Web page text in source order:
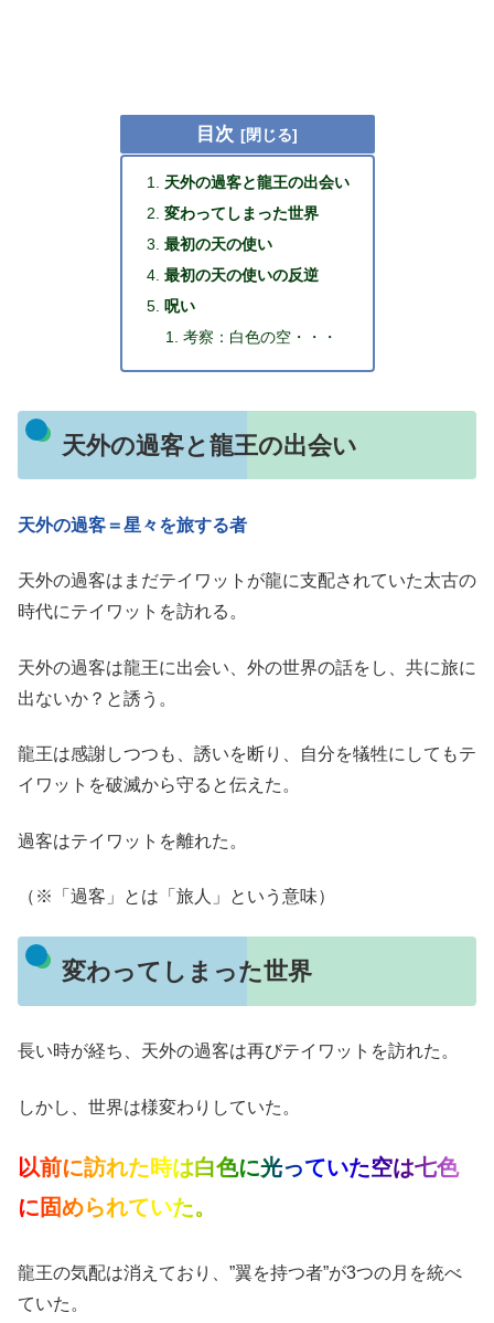
目次
天外の過客と龍王の出会い
変わってしまった世界
最初の天の使い
最初の天の使いの反逆
呪い
考察：白色の空・・・
天外の過客と龍王の出会い
天外の過客＝星々を旅する者
天外の過客はまだテイワットが龍に支配されていた太古の
時代にテイワットを訪れる。
天外の過客は龍王に出会い、外の世界の話をし、共に旅に
出ないか？と誘う。
龍王は感謝しつつも、誘いを断り、自分を犠牲にしてもテ
イワットを破滅から守ると伝えた。
過客はテイワットを離れた。
（※「過客」とは「旅人」という意味）
変わってしまった世界
長い時が経ち、天外の過客は再びテイワットを訪れた。
しかし、世界は様変わりしていた。
以前に訪れた時は白色に光っていた空は七色
に固められていた。
龍王の気配は消えており、”翼を持つ者”が3つの月を統べ
ていた。